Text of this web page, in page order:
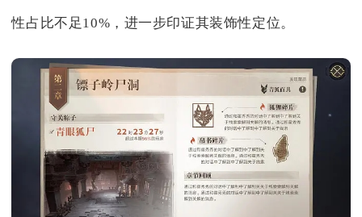
性占比不足10%，进一步印证其装饰性定位。